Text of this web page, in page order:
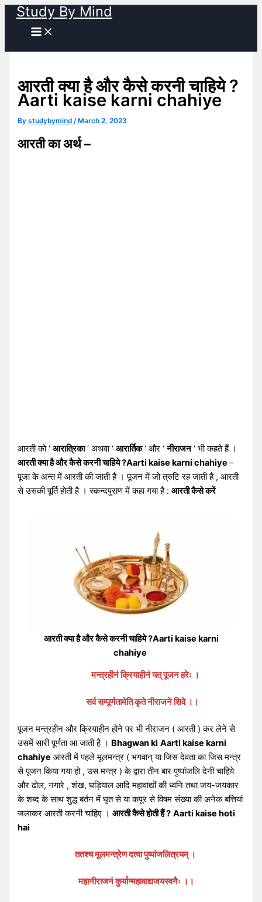
Skip
content
Study By Mind
आरती क्या है और कैसे करनी चाहिये ?
Aarti kaise karni chahiye
Bystudybymind/ March 2, 2023
आरती का अर्थ –
आरती को ‘आरात्रिका‘ अथवा ‘आरार्तिक‘ और ‘नीराजन‘ भी कहते हैं ।
आरती क्या है और कैसे करनी चाहिये ?Aarti kaise karni chahiye–
पूजा के अन्त में आरती की जाती है । पूजन में जो त्रुटि रह जाती है , आरती
से उसकी पूर्ति होती है । स्कन्दपुराण में कहा गया है :आरती कैसे करें
आरती क्या है और कैसे करनी चाहिये ?Aarti kaise karni
chahiye
मन्त्रहीनं क्रियाहीनं यत् पूजन हरेः ।
सर्व सम्पूर्णतामेति कृते नीराजने शिवे ।।
पूजन मन्त्रहीन और क्रियाहीन होने पर भी नीराजन ( आरती ) कर लेने से
उसमें सारी पूर्णता आ जाती है । Bhagwan ki Aarti kaise karni
chahiye आरती में पहले मूलमन्त्र ( भगवान् या जिस देवता का जिस मन्त्र
से पूजन किया गया हो , उस मन्त्र ) के द्वारा तीन बार पुष्पांजलि देनी चाहिये
और ढोल, नगारे , शंख, घड़ियाल आदि महावाद्यों की ध्वनि तथा जय-जयकार
के शब्द के साथ शुद्ध बर्तन में घृत से या कपूर से विषम संख्या की अनेक बत्तियां
जलाकर आरती करनी चाहिए ।आरती कैसे होती हैं ? Aarti kaise hoti
hai
ततश्च मूलमन्त्रेण दत्वा पुष्पांजलित्रयम् ।
महानीराजनं कुर्यान्महावाद्यजयस्वनैः ।।